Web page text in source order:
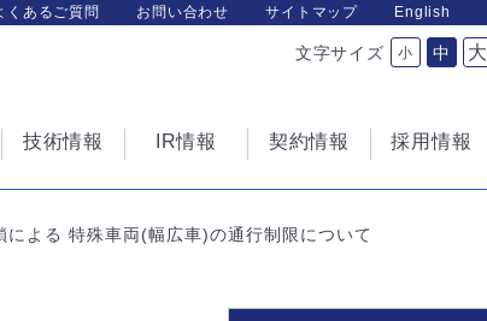
くあるご質問 お問い合わせ サイトマップ English
文字サイズ 小 中 大
技術情報 IR情報 契約情報 採用情報
よる 特殊車両(幅広車)の通行制限について